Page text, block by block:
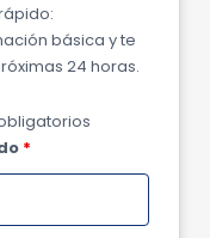
básica y te
24 horas.
*